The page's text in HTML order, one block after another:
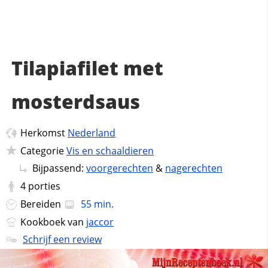
Tilapiafilet met
mosterdsaus
Herkomst Nederland
CategorieVis en schaaldieren
Bijpassend: voorgerechten & nagerechten
4 porties
Bereiden
55 min.
Kookboek van jaccor
Schrijf een review